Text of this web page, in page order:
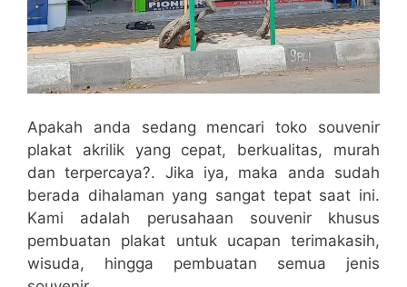
Apakah anda sedang mencari toko souvenir
plakat akrilik yang cepat, berkualitas, murah
dan terpercaya?. Jika iya, maka anda sudah
berada dihalaman yang sangat tepat saat ini.
Kami adalah perusahaan souvenir khusus
pembuatan plakat untuk ucapan terimakasih,
wisuda, hingga pembuatan semua jenis